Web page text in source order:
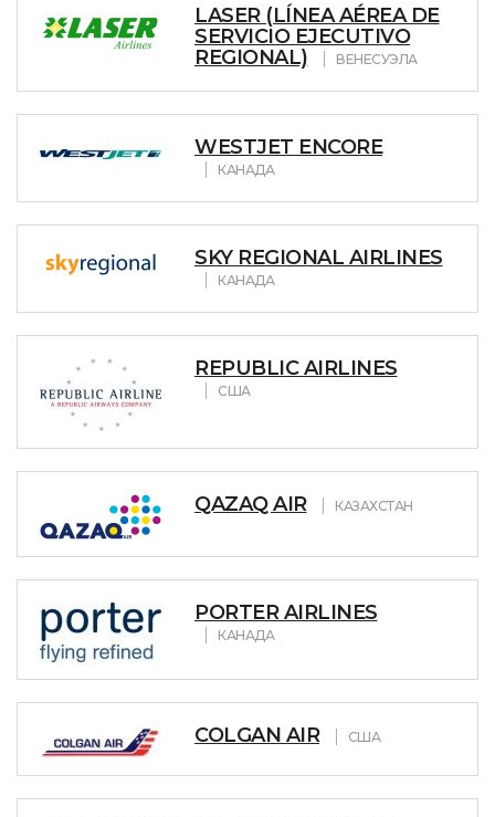
LASER (LÍNEA AÉREA DE
SERVICIO EJECUTIVO
REGIONAL)
ВЕНЕСУЭЛА
WESTJET ENCORE
КАНАДА
SKY REGIONAL AIRLINES
КАНАДА
REPUBLIC AIRLINES
США
QAZAQ AIR КАЗАХСТАН
PORTER AIRLINES
КАНАДА
COLGAN AIR США